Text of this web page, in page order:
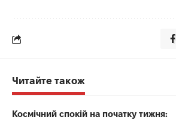
Читайте також
Космічний спокій на початку тижня: